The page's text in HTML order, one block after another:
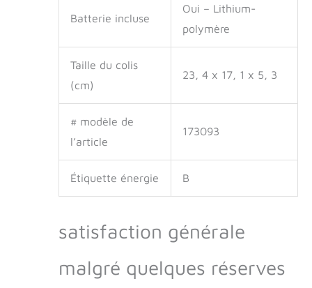
Batterie incluse
Oui – Lithium-
polymère
Taille du colis
(cm)
23, 4 x 17, 1 x 5, 3
# modèle de
l’article
173093
Étiquette énergie B
satisfaction générale
malgré quelques réserves